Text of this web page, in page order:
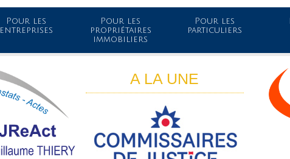
Pour les
entreprises
Pour les
propriétaires
immobiliers
Pour les
particuliers
A LA UNE